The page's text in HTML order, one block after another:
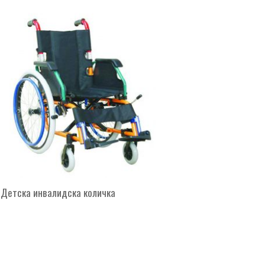
Детска инвалидска количка